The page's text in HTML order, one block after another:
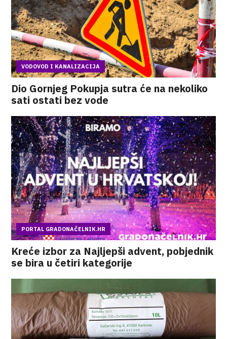
VODOVOD I KANALIZACIJA
Dio Gornjeg Pokupja sutra će na nekoliko
sati ostati bez vode
PORTAL GRADONAČELNIK.HR
Kreće izbor za Najljepši advent, pobjednik
se bira u četiri kategorije